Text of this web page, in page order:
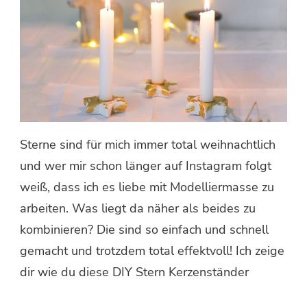
Sterne sind für mich immer total weihnachtlich
und wer mir schon länger auf Instagram folgt
weiß, dass ich es liebe mit Modelliermasse zu
arbeiten. Was liegt da näher als beides zu
kombinieren? Die sind so einfach und schnell
gemacht und trotzdem total effektvoll! Ich zeige
dir wie du diese DIY Stern Kerzenständer